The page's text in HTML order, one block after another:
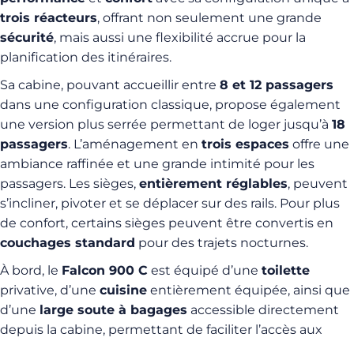
trois réacteurs, offrant non seulement une grande
sécurité, mais aussi une flexibilité accrue pour la
planification des itinéraires.
Sa cabine, pouvant accueillir entre 8 et 12 passagers
dans une configuration classique, propose également
une version plus serrée permettant de loger jusqu’à 18
passagers. L’aménagement en trois espaces offre une
ambiance raffinée et une grande intimité pour les
passagers. Les sièges, entièrement réglables, peuvent
s’incliner, pivoter et se déplacer sur des rails. Pour plus
de confort, certains sièges peuvent être convertis en
couchages standard pour des trajets nocturnes.
À bord, le Falcon 900 C est équipé d’une toilette
privative, d’une cuisine entièrement équipée, ainsi que
d’une large soute à bagages accessible directement
depuis la cabine, permettant de faciliter l’accès aux